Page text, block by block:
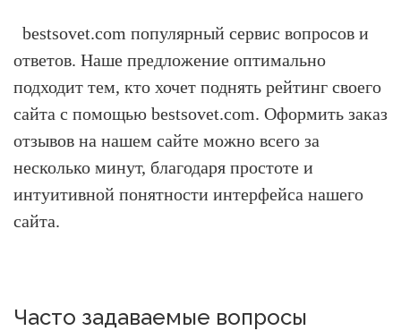
bestsovet.com популярный сервис вопросов и
ответов. Наше предложение оптимально
подходит тем, кто хочет поднять рейтинг своего
сайта с помощью bestsovet.com. Оформить заказ
отзывов на нашем сайте можно всего за
несколько минут, благодаря простоте и
интуитивной понятности интерфейса нашего
сайта.
Часто задаваемые вопросы